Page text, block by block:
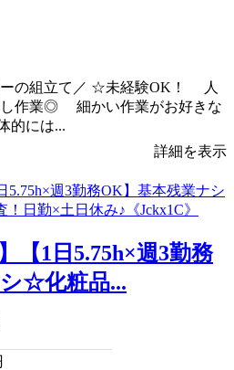
ーの組立て／ ☆未経験OK！ 人
し作業◎ 細かい作業がお好きな
的には...
詳細を表示
【1日5.75h×週3勤務
☆化粧品...